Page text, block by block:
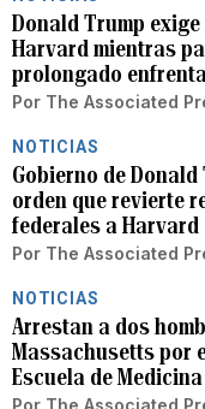
Donald Trump
Harvard mientras
prolongado
Por The Associated
NOTICIAS
Gobierno de
orden que revierte
federales a Harvard
Por The Associated
NOTICIAS
Arrestan a dos
Massachusetts por
Escuela de
Por The Associated